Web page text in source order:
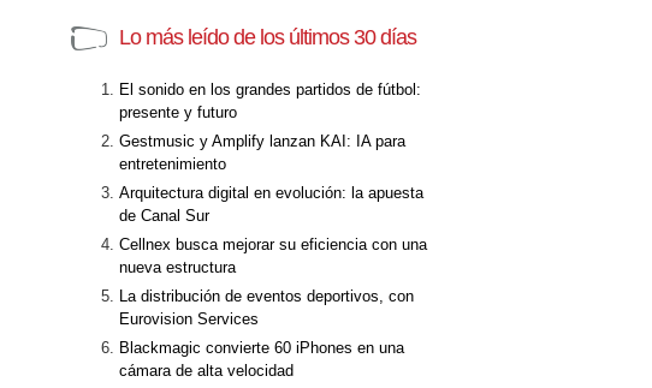
Lo más leído de los últimos 30 días
El sonido en los grandes partidos de fútbol:
presente y futuro
Gestmusic y Amplify lanzan KAI: IA para
entretenimiento
Arquitectura digital en evolución: la apuesta
de Canal Sur
Cellnex busca mejorar su eficiencia con una
nueva estructura
La distribución de eventos deportivos, con
Eurovision Services
Blackmagic convierte 60 iPhones en una
cámara de alta velocidad